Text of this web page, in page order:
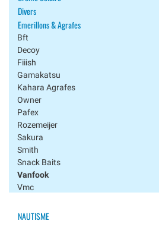
Divers
Emerillons & Agrafes
Bft
Decoy
Fiiish
Gamakatsu
Kahara Agrafes
Owner
Pafex
Rozemeijer
Sakura
Smith
Snack Baits
Vanfook
Vmc
Xesta
NAUTISME